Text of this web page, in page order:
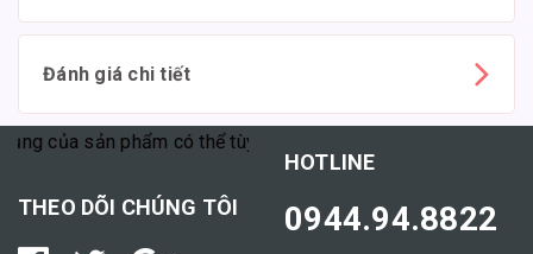
Đánh giá chi tiết
của sản phẩm có thể tùy thuộc vào cơ địa mỗi người."
THEO DÕI CHÚNG TÔI
HOTLINE
0944.94.8822